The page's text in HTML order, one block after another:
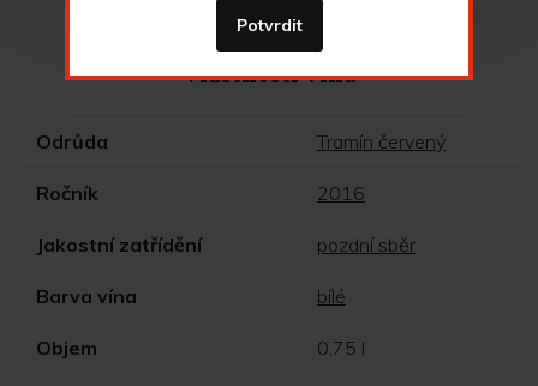
Vlastnosti vína
Odrůda Tramín červený
Ročník 2016
Jakostní zatřídění pozdní sběr
Barva vína bílé
Objem 0,75 l
Potvrdit